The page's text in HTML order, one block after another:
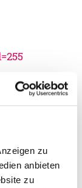
zu
anbieten
zu